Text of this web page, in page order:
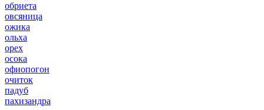
обриета
овсяница
ожика
ольха
орех
осока
офиопогон
очиток
падуб
пахизандра